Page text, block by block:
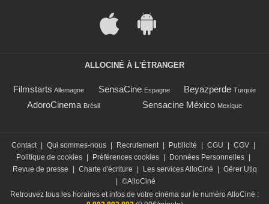
ALLOCINÉ À L'ÉTRANGER
Filmstarts Allemagne SensaCine Espagne Beyazperde Turquie
AdoroCinema Brésil Sensacine México Mexique
Contact Qui sommes-nous Recrutement Publicité CGU CGV
Politique de cookies
Préférences cookies Données Personnelles
Revue de presse
Charte d'écriture Les services AlloCiné
Gérer Utiq
©AlloCiné
Retrouvez tous les horaires et infos de votre cinéma sur le numéro AlloCiné :